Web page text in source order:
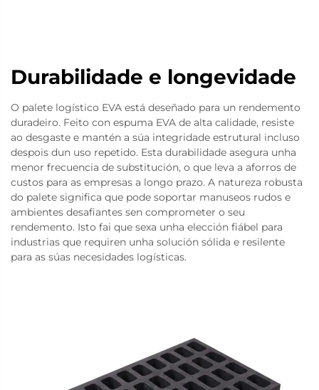
Durabilidade e longevidade
O palete logístico EVA está deseñado para un rendemento
duradeiro. Feito con espuma EVA de alta calidade, resiste
ao desgaste e mantén a súa integridade estrutural incluso
despois dun uso repetido. Esta durabilidade asegura unha
menor frecuencia de substitución, o que leva a aforros de
custos para as empresas a longo prazo. A natureza robusta
do palete significa que pode soportar manuseos rudos e
ambientes desafiantes sen comprometer o seu
rendemento. Isto fai que sexa unha elección fiábel para
industrias que requiren unha solución sólida e resilente
para as súas necesidades logísticas.